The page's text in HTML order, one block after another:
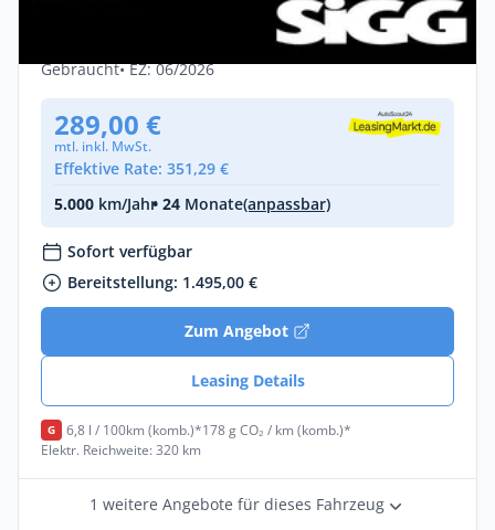
Automatik | Sofort verfügbar!
180 PS (132 kW)
Gebraucht• EZ: 06/2026
289,00 €
mtl. inkl. MwSt.
Effektive Rate: 351,29 €
5.000 km/Jahr• 24 Monate(anpassbar)
Sofort verfügbar
Bereitstellung: 1.495,00 €
Zum Angebot
Leasing Details
G 6,8 l / 100km (komb.)*178 g CO₂ / km (komb.)*
Elektr. Reichweite: 320 km
1 weitere Angebote für dieses Fahrzeug